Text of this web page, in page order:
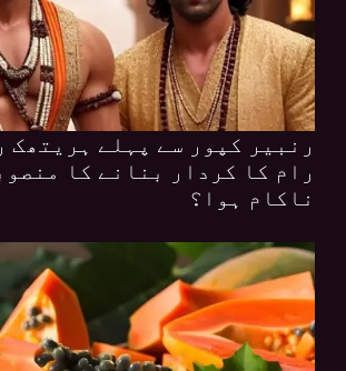
رنبیر کپور سے پہلے ہریتھک
رام کا کردار بنانے کا
ناکام ہوا؟